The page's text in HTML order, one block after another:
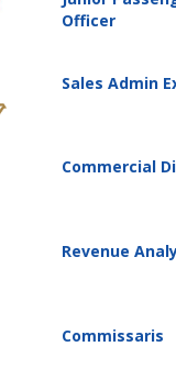
Officer
Sales Admin
Commercial
Revenue
Commissaris